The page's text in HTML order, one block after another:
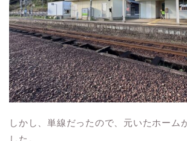
しかし、単線だったので、元いたホーム
した。